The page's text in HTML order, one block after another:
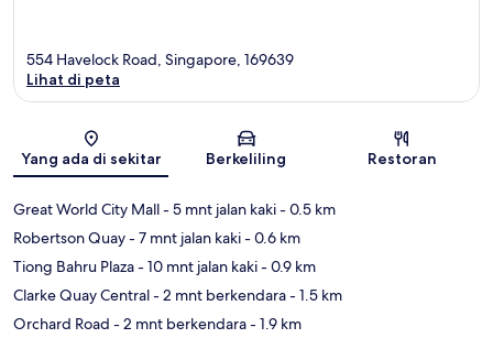
Peta
554 Havelock Road, Singapore, 169639
Lihat di peta
Yang ada di sekitar Berkeliling Restoran
Great World City Mall- 5 mnt jalan kaki- 0.5 km
Robertson Quay- 7 mnt jalan kaki- 0.6 km
Tiong Bahru Plaza- 10 mnt jalan kaki- 0.9 km
Clarke Quay Central- 2 mnt berkendara- 1.5 km
Orchard Road - 2 mnt berkendara- 1.9 km